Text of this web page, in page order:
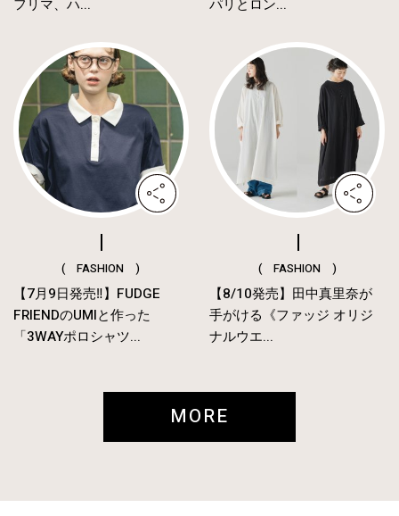
フリマ、ハ...
パリとロン...
( FASHION )
【7月9日発売‼︎】FUDGE
FRIENDのUMIと作った
「3WAYポロシャツ...
( FASHION )
【8/10発売】田中真里奈が
手がける《ファッジ オリジ
ナルウエ...
MORE